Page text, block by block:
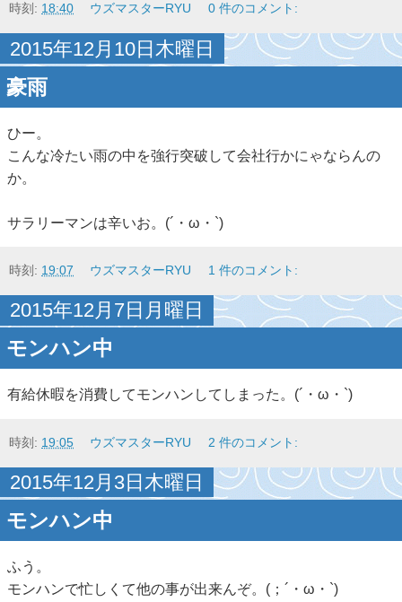
時刻: 18:40 ウズマスターRYU 0 件のコメント:
2015年12月10日木曜日
豪雨
ひー。
こんな冷たい雨の中を強行突破して会社行かにゃならんの
か。
サラリーマンは辛いお。(´・ω・`)
時刻: 19:07 ウズマスターRYU 1 件のコメント:
2015年12月7日月曜日
モンハン中
有給休暇を消費してモンハンしてしまった。(´・ω・`)
時刻: 19:05 ウズマスターRYU 2 件のコメント:
2015年12月3日木曜日
モンハン中
ふう。
モンハンで忙しくて他の事が出来んぞ。(；´・ω・`)